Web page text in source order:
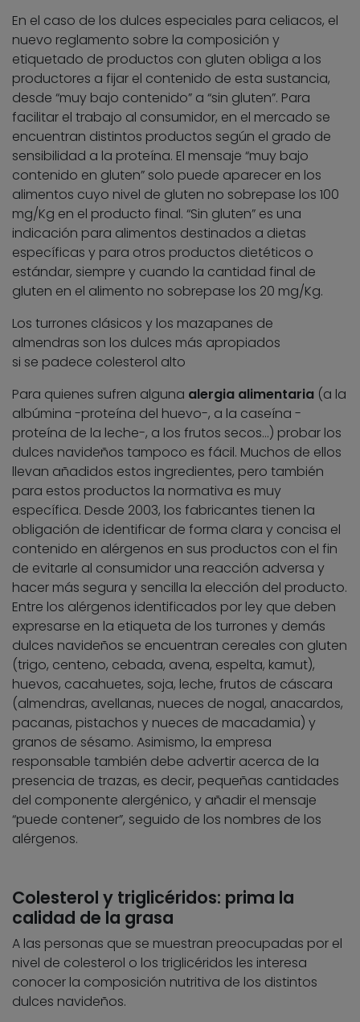
En el caso de los dulces especiales para celiacos, el
nuevo reglamento sobre la composición y
etiquetado de productos con gluten obliga a los
productores a fijar el contenido de esta sustancia,
desde “muy bajo contenido” a “sin gluten”. Para
facilitar el trabajo al consumidor, en el mercado se
encuentran distintos productos según el grado de
sensibilidad a la proteína. El mensaje “muy bajo
contenido en gluten” solo puede aparecer en los
alimentos cuyo nivel de gluten no sobrepase los 100
mg/Kg en el producto final. “Sin gluten” es una
indicación para alimentos destinados a dietas
específicas y para otros productos dietéticos o
estándar, siempre y cuando la cantidad final de
gluten en el alimento no sobrepase los 20 mg/Kg.
Los turrones clásicos y los mazapanes de
almendras son los dulces más apropiados
si se padece colesterol alto
Para quienes sufren alguna alergia alimentaria (a la
albúmina -proteína del huevo-, a la caseína -
proteína de la leche-, a los frutos secos…) probar los
dulces navideños tampoco es fácil. Muchos de ellos
llevan añadidos estos ingredientes, pero también
para estos productos la normativa es muy
específica. Desde 2003, los fabricantes tienen la
obligación de identificar de forma clara y concisa el
contenido en alérgenos en sus productos con el fin
de evitarle al consumidor una reacción adversa y
hacer más segura y sencilla la elección del producto.
Entre los alérgenos identificados por ley que deben
expresarse en la etiqueta de los turrones y demás
dulces navideños se encuentran cereales con gluten
(trigo, centeno, cebada, avena, espelta, kamut),
huevos, cacahuetes, soja, leche, frutos de cáscara
(almendras, avellanas, nueces de nogal, anacardos,
pacanas, pistachos y nueces de macadamia) y
granos de sésamo. Asimismo, la empresa
responsable también debe advertir acerca de la
presencia de trazas, es decir, pequeñas cantidades
del componente alergénico, y añadir el mensaje
“puede contener”, seguido de los nombres de los
alérgenos.
Colesterol y triglicéridos: prima la
calidad de la grasa
A las personas que se muestran preocupadas por el
nivel de colesterol o los triglicéridos les interesa
conocer la composición nutritiva de los distintos
dulces navideños.